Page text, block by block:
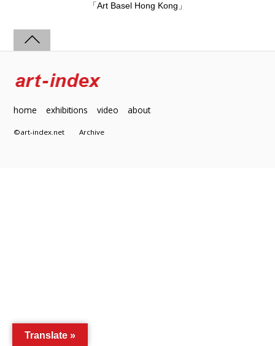
「Art Basel Hong Kong」
home exhibitions video about
©art-index.netArchive
Translate »